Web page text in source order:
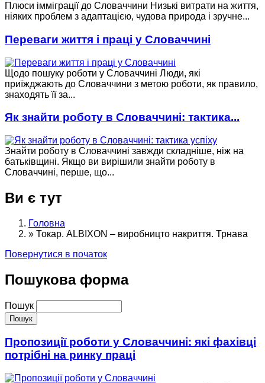
Плюси імміграції до Словаччини Низькі витрати на життя,
ніяких проблем з адаптацією, чудова природа і зручне...
Переваги життя і праці у Словаччині
Щодо пошуку роботи у Словаччині Люди, які
приїжджають до Словаччини з метою роботи, як правило,
знаходять її за...
Як знайти роботу в Словаччині: тактика...
Знайти роботу в Словаччині завжди складніше, ніж на
батьківщині. Якщо ви вирішили знайти роботу в
Словаччині, перше, що...
Ви є тут
Головна
» Токар. ALBIXON – виробницто накриття. Трнава
Повернутися в початок
Пошукова форма
Пошук
Пропозиції роботи у Словаччині: які фахівці
потрібні на ринку праці